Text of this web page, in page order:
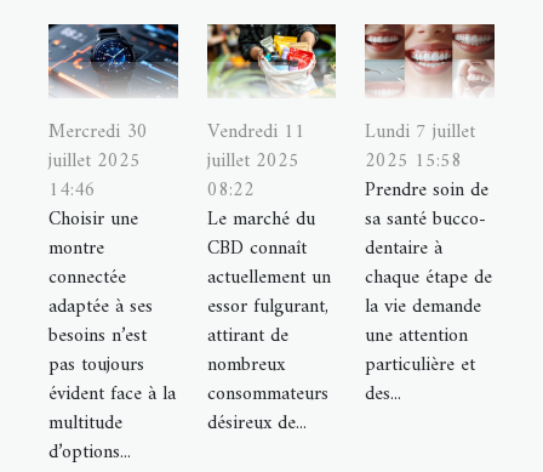
Mercredi 30
juillet 2025
14:46
Choisir une
montre
connectée
adaptée à ses
besoins n’est
pas toujours
évident face à la
multitude
d’options...
Vendredi 11
juillet 2025
08:22
Le marché du
CBD connaît
actuellement un
essor fulgurant,
attirant de
nombreux
consommateurs
désireux de...
Lundi 7 juillet
2025 15:58
Prendre soin de
sa santé bucco-
dentaire à
chaque étape de
la vie demande
une attention
particulière et
des...